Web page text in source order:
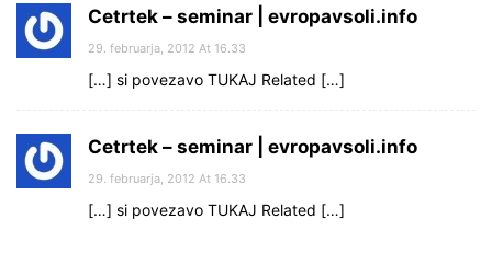
Cetrtek – seminar | evropavsoli.info
29. februarja, 2012 At 16.33
[…] si povezavo TUKAJ Related […]
Cetrtek – seminar | evropavsoli.info
29. februarja, 2012 At 16.33
[…] si povezavo TUKAJ Related […]